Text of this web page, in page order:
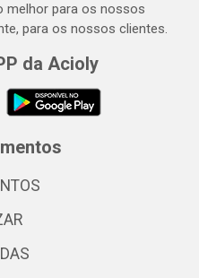
melhor para os nossos
para os nossos clientes.
da Acioly